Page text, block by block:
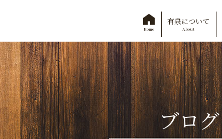
Home
有泉について
About
ブログ